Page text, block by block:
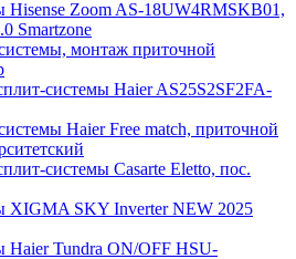
Hisense Zoom AS-18UW4RMSKB01,
Smartzone
монтаж приточной
системы Haier AS25S2SF2FA-
Haier Free match, приточной
системы Casarte Eletto, пос.
XIGMA SKY Inverter NEW 2025
Haier Tundra ON/OFF HSU-